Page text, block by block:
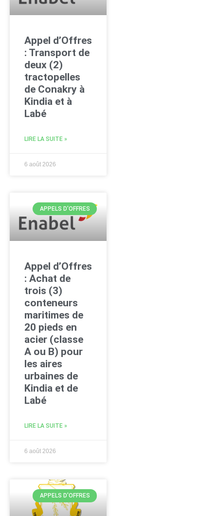
Appel d’Offres
: Transport de
deux (2)
tractopelles
de Conakry à
Kindia et à
Labé
LIRE LA SUITE »
6 août 2026
APPELS D'OFFRES
Appel d’Offres
: Achat de
trois (3)
conteneurs
maritimes de
20 pieds en
acier (classe
A ou B) pour
les aires
urbaines de
Kindia et de
Labé
LIRE LA SUITE »
6 août 2026
APPELS D'OFFRES